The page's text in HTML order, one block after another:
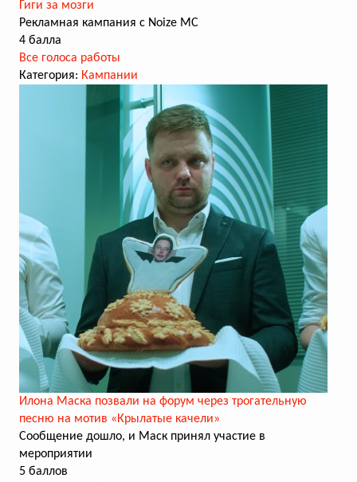
Гиги за мозги
Рекламная кампания с Noize MC
4 балла
Все голоса работы
Категория: Кампании
Илона Маска позвали на форум через трогательную
песню на мотив «Крылатые качели»
Сообщение дошло, и Маск принял участие в
мероприятии
5 баллов